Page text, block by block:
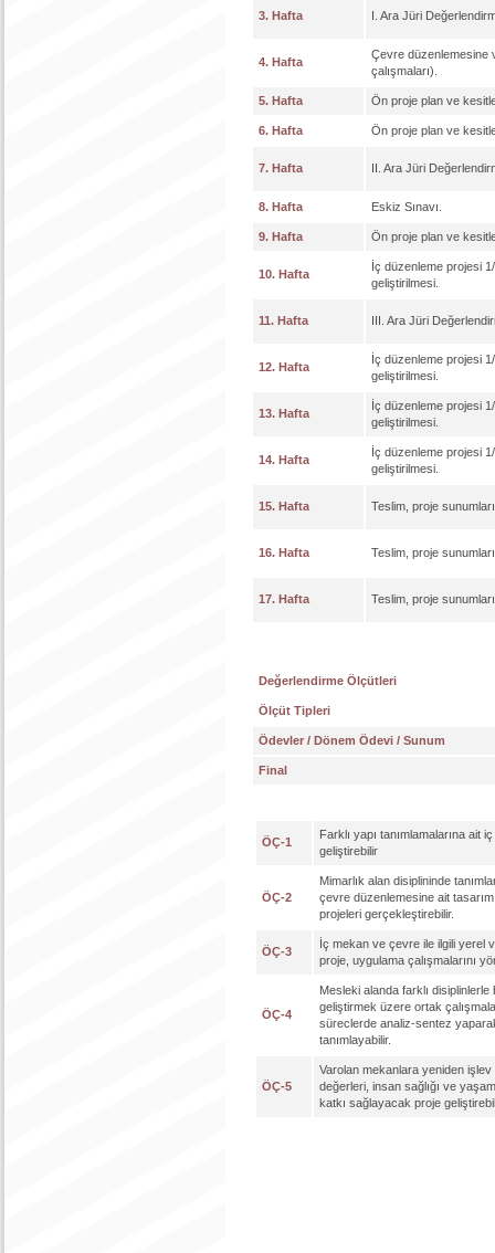
3. Hafta I. Ara Jüri
4. Hafta
Çevre düzenlemesine
çalışmaları).
5. Hafta Ön proje plan ve
6. Hafta Ön proje plan ve
7. Hafta II. Ara Jüri
8. Hafta Eskiz Sınavı.
9. Hafta Ön proje plan ve
10. Hafta
İç düzenleme projesi
geliştirilmesi.
11. Hafta III. Ara Jüri
12. Hafta
İç düzenleme projesi
geliştirilmesi.
13. Hafta
İç düzenleme projesi
geliştirilmesi.
14. Hafta
İç düzenleme projesi
geliştirilmesi.
15. Hafta Teslim, proje
16. Hafta Teslim, proje
17. Hafta Teslim, proje
Değerlendirme Ölçütleri
Ölçüt Tipleri
Ödevler / Dönem Ödevi / Sunum
Final
ÖÇ-1
Farklı yapı tanımlamalarına ait
geliştirebilir
ÖÇ-2
Mimarlık alan disiplininde
çevre düzenlemesine ait
projeleri gerçekleştirebilir.
ÖÇ-3
İç mekan ve çevre ile ilgili yerel
proje, uygulama çalışmalarını
ÖÇ-4
Mesleki alanda farklı disiplinlerle
geliştirmek üzere ortak
süreclerde analiz-sentez
tanımlayabilir.
ÖÇ-5
Varolan mekanlara yeniden
değerleri, insan sağlığı ve
katkı sağlayacak proje